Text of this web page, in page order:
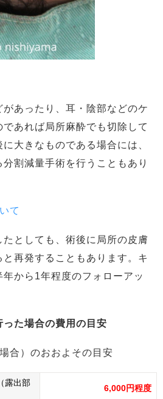
あったり、耳・陰部などのケ
あれば局所麻酔でも切除して
大きなものである場合には、
割減量手術を行うこともあり
て
としても、術後に局所の皮膚
再発することもあります。キ
から1年程度のフォローアッ
た場合の費用の目安
合）のおおよその目安
露出部
6,000円程度